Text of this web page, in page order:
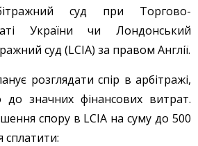
суд при Торгово-
України чи Лондонський
суд (LCIA) за правом Англії.
розглядати спір в арбітражі,
значних фінансових витрат.
спору в LCIA на суму до 500
сплатити: